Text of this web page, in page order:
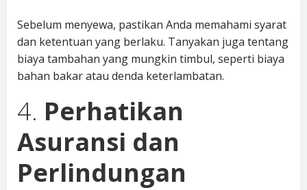
Sebelum menyewa, pastikan Anda memahami syarat
dan ketentuan yang berlaku. Tanyakan juga tentang
biaya tambahan yang mungkin timbul, seperti biaya
bahan bakar atau denda keterlambatan.
4. Perhatikan
Asuransi dan
Perlindungan